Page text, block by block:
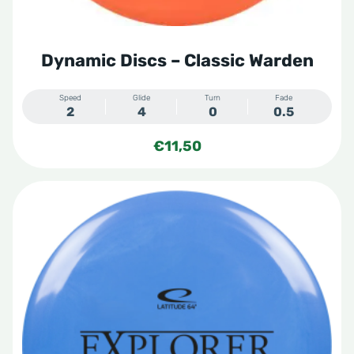
Dynamic Discs – Classic Warden
Speed
2
Glide
4
Turn
0
Fade
0.5
€11,50
heeft
meerdere
variaties.
Deze